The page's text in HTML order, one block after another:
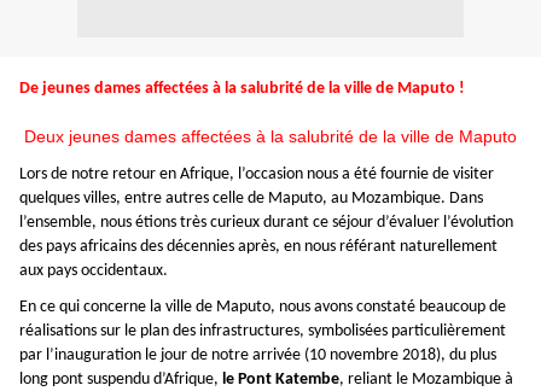
De jeunes dames affectées à la salubrité de la ville de Maputo !
Deux jeunes dames affectées à la salubrité de la ville de Maputo
Lors de notre retour en Afrique, l’occasion nous a été fournie de visiter
quelques villes, entre autres celle de Maputo, au Mozambique. Dans
l’ensemble, nous étions très curieux durant ce séjour d’évaluer l’évolution
des pays africains des décennies après, en nous référant naturellement
aux pays occidentaux.
En ce qui concerne la ville de Maputo, nous avons constaté beaucoup de
réalisations sur le plan des infrastructures, symbolisées particulièrement
par l’inauguration le jour de notre arrivée (10 novembre 2018), du plus
long pont suspendu d’Afrique, le Pont Katembe, reliant le Mozambique à